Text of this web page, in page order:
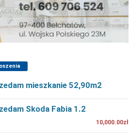
mieszkanie 52,90m2
Skoda Fabia 1.2
10,000.00zł